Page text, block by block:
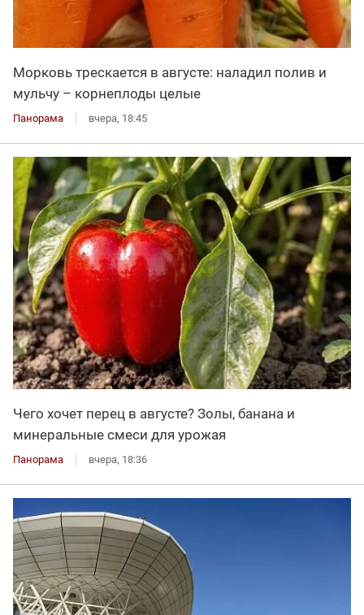
Морковь трескается в августе: наладил полив и
мульчу – корнеплоды целые
Панорама вчера, 18:45
Чего хочет перец в августе? Золы, банана и
минеральные смеси для урожая
Панорама вчера, 18:36